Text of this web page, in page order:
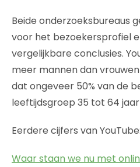
Beide onderzoeksbureaus
voor het bezoekersprofiel
vergelijkbare conclusies.
meer mannen dan
dat ongeveer 50% van de
leeftijdsgroep 35 tot 64
Eerdere cijfers van YouTube:
Waar staan we nu met